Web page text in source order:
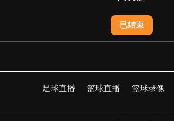
已结束
足球直播 篮球直播 篮球录像